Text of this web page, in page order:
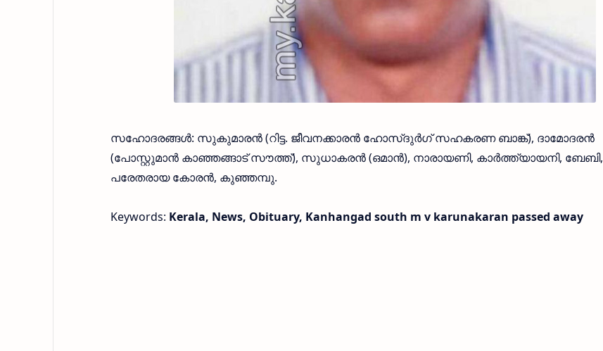
സഹോദരങ്ങള്‍: സുകുമാരന്‍ (റിട്ട. ജീവനക്കാരന്‍ ഹോസ്ദുര്‍ഗ് സഹകരണ ബാങ്ക്), ദാമോദരന്‍
(പോസ്റ്റുമാന്‍ കാഞ്ഞങ്ങാട് സൗത്ത്), സുധാകരന്‍ (ഒമാന്‍), നാരായണി, കാര്‍ത്ത്യായനി, ബേബി,
പരേതരായ കോരന്‍, കുഞ്ഞമ്പു.
Keywords: Kerala, News, Obituary, Kanhangad south m v karunakaran passed away